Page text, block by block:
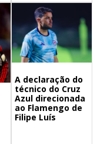
A declaração do
técnico do Cruz
Azul direcionada
ao Flamengo de
Filipe Luís